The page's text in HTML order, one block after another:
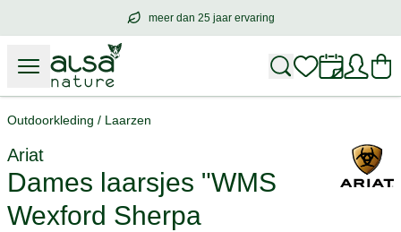
meer dan 25 jaar ervaring
meer dan25 jaar ervaring
Outdoorkleding / Laarzen
Ariat
Dames laarsjes "WMS
Wexford Sherpa